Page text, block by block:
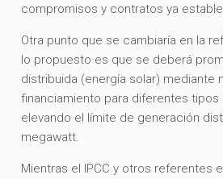
compromisos y contratos ya
Otra punto que se cambiaría en la
lo propuesto es que se deberá
distribuida (energía solar) mediante
financiamiento para diferentes tipos
elevando el límite de generación
megawatt.
Mientras el IPCC y otros referentes